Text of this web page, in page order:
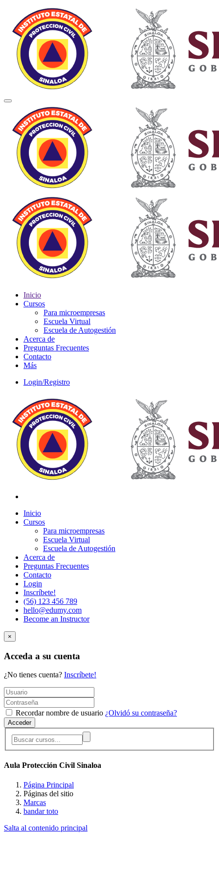
Inicio
Cursos
Para microempresas
Escuela Virtual
Escuela de Autogestión
Acerca de
Preguntas Frecuentes
Contacto
Más
Login/Registro
Inicio
Cursos
Para microempresas
Escuela Virtual
Escuela de Autogestión
Acerca de
Preguntas Frecuentes
Contacto
Login
Inscríbete!
(56) 123 456 789
hello@edumy.com
Become an Instructor
×
Acceda a su cuenta
¿No tienes cuenta? Inscríbete!
Recordar nombre de usuario ¿Olvidó su contraseña?
Acceder
Aula Protección Civil Sinaloa
Página Principal
Páginas del sitio
Marcas
bandar toto
Salta al contenido principal